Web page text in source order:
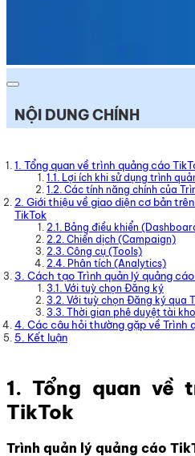
NỘI DUNG CHÍNH
1. Tổng quan về trình quảng cáo
1.1. Lợi ích khi sử dụng trình
1.2. Các tính năng chính của
2. Giới thiệu về giao diện cơ bản
TikTok
2.1. Bảng điều khiển
2.2. Chiến dịch (Campaign)
2.3. Công cụ (Tools)
2.4. Phân tích (Analytics)
3. Cách tạo Trình quản lý quảng
3.1. Với tuỳ chọn Đăng ký
3.2. Với tuỳ chọn Đăng ký qua
3.3. Thời gian phê duyệt tài
4. Các câu hỏi thường gặp về Trình
5. Kết luận
1. Tổng quan về
TikTok
Trình quản lý quảng cáo